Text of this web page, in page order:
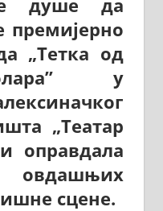
премијерно
„Тетка од
у
„Театар
оправдала
сцене.